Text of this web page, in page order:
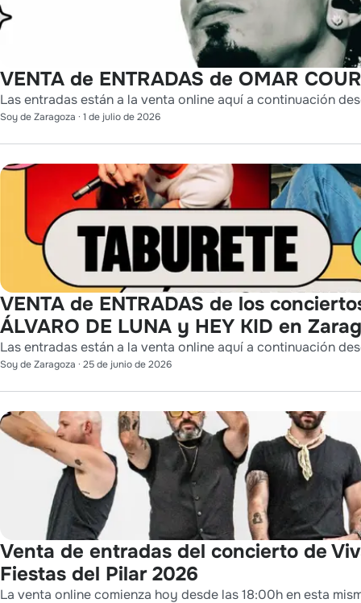
VENTA de ENTRADAS de OMAR
Las entradas están a la venta online aquí a continuación
Soy de Zaragoza · 1 de julio de 2026
VENTA de ENTRADAS de los
ÁLVARO DE LUNA y HEY KID en
Las entradas están a la venta online aquí a continuación
Soy de Zaragoza · 25 de junio de 2026
Venta de entradas del concierto de
Fiestas del Pilar 2026
La venta online comienza hoy desde las 18:00h en esta